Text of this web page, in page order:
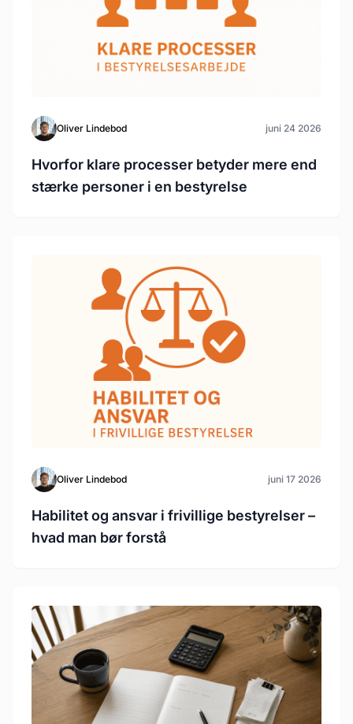
Oliver Lindebod juni 24 2026
Hvorfor klare processer betyder mere end
stærke personer i en bestyrelse
Oliver Lindebod juni 17 2026
Habilitet og ansvar i frivillige bestyrelser –
hvad man bør forstå